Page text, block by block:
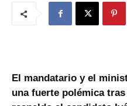
El mandatario y el
una fuerte polémica